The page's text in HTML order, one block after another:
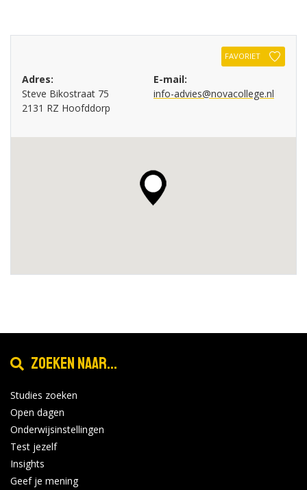
FAVORIET
Adres:
Steve Bikostraat 75
2131 RZ Hoofddorp
E-mail:
info-advies@novacollege.nl
Zoeken naar...
Studies zoeken
Open dagen
Onderwijsinstellingen
Test jezelf
Insights
Geef je mening